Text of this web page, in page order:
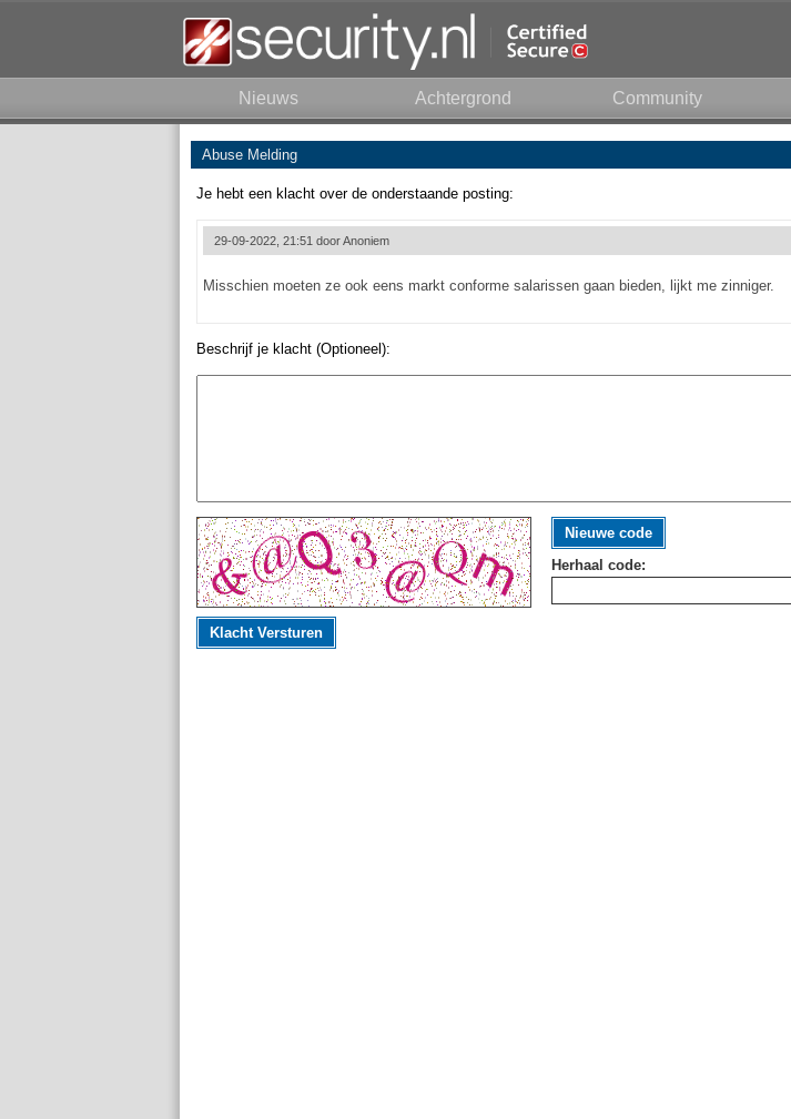
Nieuws Achtergrond Community
Abuse Melding
Je hebt een klacht over de onderstaande posting:
29-09-2022, 21:51 doorAnoniem
Misschien moeten ze ook eens markt conforme salarissen gaan bieden, lijkt me zinniger.
Beschrijf je klacht (Optioneel):
Nieuwe code
Herhaal code:
Klacht Versturen